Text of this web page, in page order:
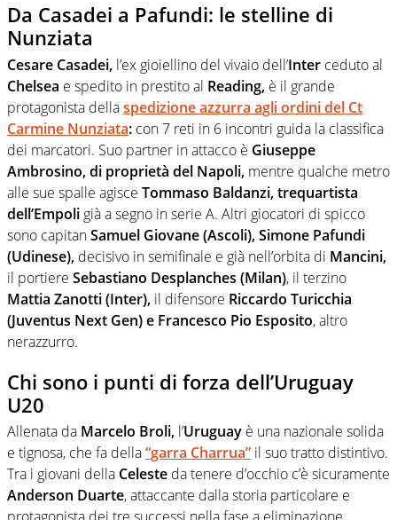
Da Casadei a Pafundi: le stelline di
Nunziata
Cesare Casadei, l’ex gioiellino del vivaio dell’Inter ceduto al
Chelsea e spedito in prestito al Reading, è il grande
protagonista dellaspedizione azzurra agli ordini del Ct
Carmine Nunziata: con 7 reti in 6 incontri guida la classifica
dei marcatori. Suo partner in attacco è Giuseppe
Ambrosino, di proprietà del Napoli, mentre qualche metro
alle sue spalle agisce Tommaso Baldanzi, trequartista
dell’Empoli già a segno in serie A. Altri giocatori di spicco
sono capitanSamuel Giovane (Ascoli), Simone Pafundi
(Udinese), decisivo in semifinale e già nell’orbita di Mancini,
il portiere Sebastiano Desplanches (Milan), il terzino
Mattia Zanotti (Inter), il difensore Riccardo Turicchia
(Juventus Next Gen) e Francesco Pio Esposito, altro
nerazzurro.
Chi sono i punti di forza dell’Uruguay
U20
Allenata da Marcelo Broli, l’Uruguay è una nazionale solida
e tignosa, che fa della“garra Charrua” il suo tratto distintivo.
Tra i giovani della Celeste da tenere d’occhio c’è sicuramente
Anderson Duarte, attaccante dalla storia particolare e